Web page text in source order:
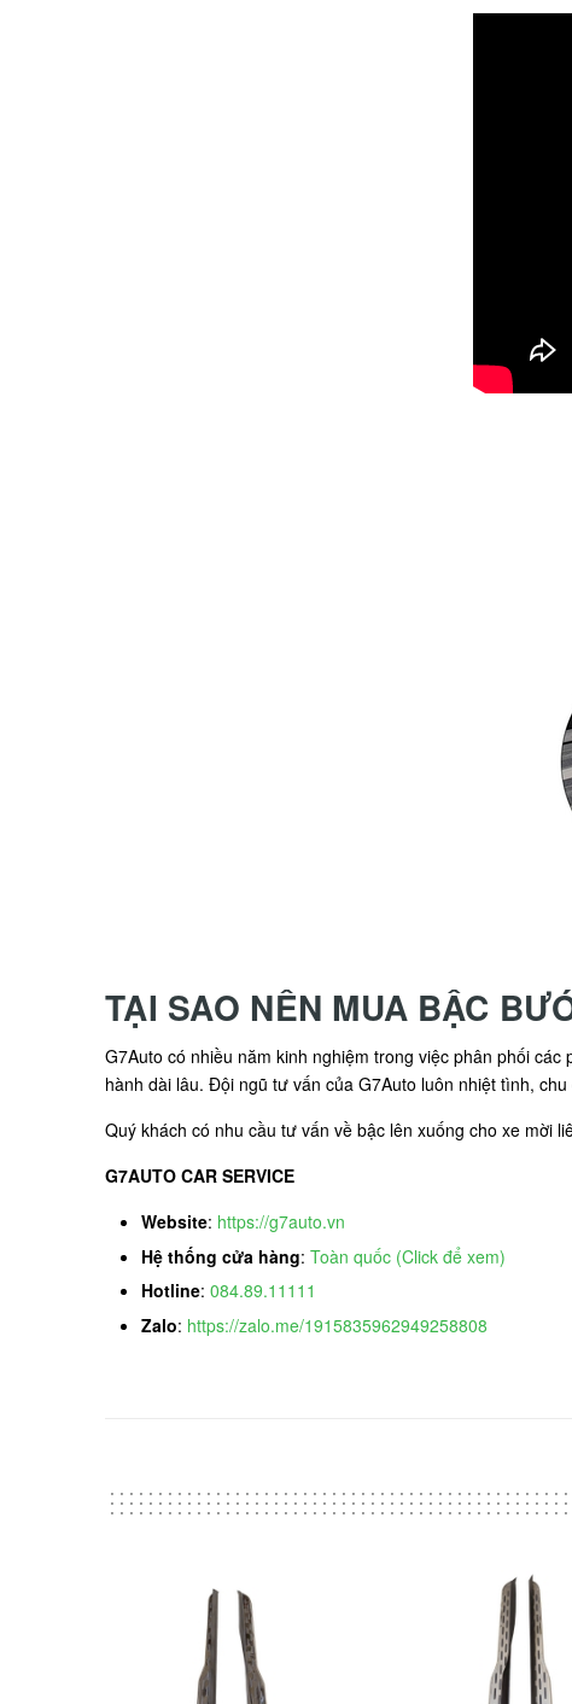
TẠI SAO NÊN MUA BẬC
G7Auto có nhiều năm kinh nghiệm trong việc phân phối
hành dài lâu. Đội ngũ tư vấn của G7Auto luôn nhiệt tình,
Quý khách có nhu cầu tư vấn về bậc lên xuống cho xe mời
G7AUTO CAR SERVICE
Website: https://g7auto.vn
Hệ thống cửa hàng: Toàn quốc (Click để xem)
Hotline: 084.89.11111
Zalo: https://zalo.me/1915835962949258808